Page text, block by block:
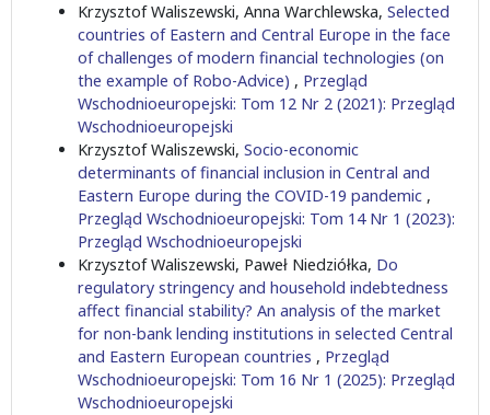
Krzysztof Waliszewski, Anna Warchlewska, Selected
countries of Eastern and Central Europe in the face
of challenges of modern financial technologies (on
the example of Robo-Advice) , Przegląd
Wschodnioeuropejski: Tom 12 Nr 2 (2021): Przegląd
Wschodnioeuropejski
Krzysztof Waliszewski, Socio-economic
determinants of financial inclusion in Central and
Eastern Europe during the COVID-19 pandemic ,
Przegląd Wschodnioeuropejski: Tom 14 Nr 1 (2023):
Przegląd Wschodnioeuropejski
Krzysztof Waliszewski, Paweł Niedziółka, Do
regulatory stringency and household indebtedness
affect financial stability? An analysis of the market
for non-bank lending institutions in selected Central
and Eastern European countries , Przegląd
Wschodnioeuropejski: Tom 16 Nr 1 (2025): Przegląd
Wschodnioeuropejski